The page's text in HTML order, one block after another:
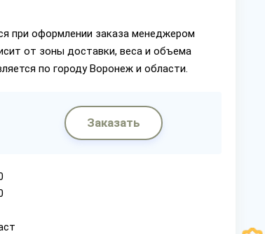
при оформлении заказа менеджером
от зоны доставки, веса и объема
по городу Воронеж и области.
Заказать